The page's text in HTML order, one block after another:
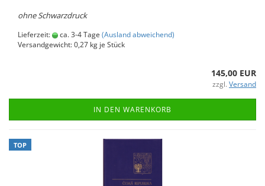
ohne Schwarz­druck
Lieferzeit: ca. 3-4 Tage (Ausland abweichend)
Versandgewicht:0,27 kg je Stück
145,00 EUR
zzgl. Versand
IN DEN WARENKORB
TOP